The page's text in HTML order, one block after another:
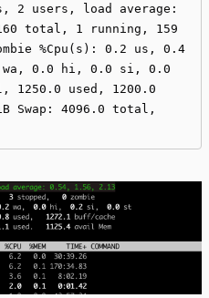
2 users, load average:
total, 1 running, 159
%Cpu(s): 0.2 us, 0.4
0.0 hi, 0.0 si, 0.0
1250.0 used, 1200.0
Swap: 4096.0 total,